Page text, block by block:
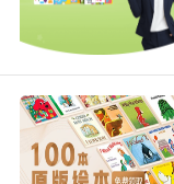
Pass 表示“消
某种状态或现
storm
雨过去了，太
eventually. （
描述自然现象
这一用法，您